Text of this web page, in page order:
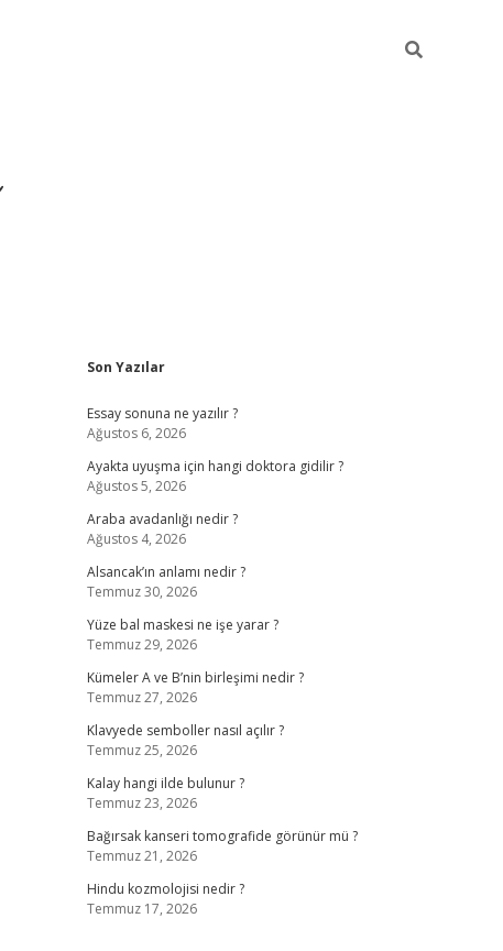
Sidebar
Son Yazılar
Essay sonuna ne yazılır ?
Ağustos 6, 2026
Ayakta uyuşma için hangi doktora gidilir ?
Ağustos 5, 2026
Araba avadanlığı nedir ?
Ağustos 4, 2026
Alsancak’ın anlamı nedir ?
Temmuz 30, 2026
Yüze bal maskesi ne işe yarar ?
Temmuz 29, 2026
Kümeler A ve B’nin birleşimi nedir ?
Temmuz 27, 2026
Klavyede semboller nasıl açılır ?
Temmuz 25, 2026
Kalay hangi ilde bulunur ?
Temmuz 23, 2026
Bağırsak kanseri tomografide görünür mü ?
Temmuz 21, 2026
Hindu kozmolojisi nedir ?
Temmuz 17, 2026